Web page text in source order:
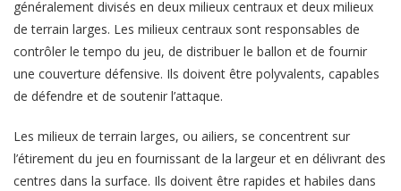
généralement divisés en deux milieux centraux et deux milieux
de terrain larges. Les milieux centraux sont responsables de
contrôler le tempo du jeu, de distribuer le ballon et de fournir
une couverture défensive. Ils doivent être polyvalents, capables
de défendre et de soutenir l’attaque.
Les milieux de terrain larges, ou ailiers, se concentrent sur
l’étirement du jeu en fournissant de la largeur et en délivrant des
centres dans la surface. Ils doivent être rapides et habiles dans